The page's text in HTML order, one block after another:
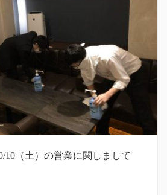
10（土）の営業に関しまして